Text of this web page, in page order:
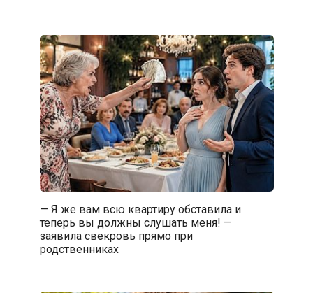
— Я же вам всю квартиру обставила и
теперь вы должны слушать меня! —
заявила свекровь прямо при
родственниках